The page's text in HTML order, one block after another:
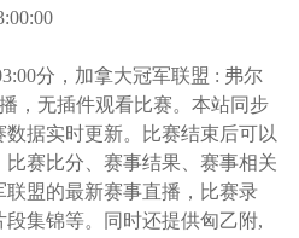
分，加拿大冠军联盟 : 弗尔
，无插件观看比赛。本站同步
据实时更新。比赛结束后可以
赛比分、赛事结果、赛事相关
盟的最新赛事直播，比赛录
集锦等。同时还提供匈乙附,